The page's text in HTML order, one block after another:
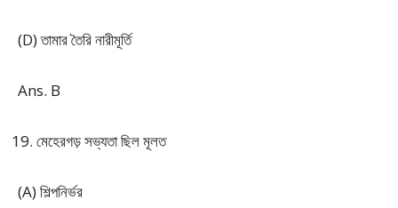
(D) তামার তৈরি নারীমূর্তি
Ans. B
মেহেরগড় সভ্যতা ছিল মূলত
(A) শিল্পনির্ভর